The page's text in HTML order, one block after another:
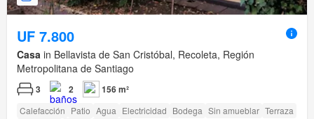
UF 7.800
Casa in Bellavista de San Cristóbal, Recoleta, Región
Metropolitana de Santiago
3 2 156 m²
Calefacción Patio Agua Electricidad Bodega Sin amueblar Terraza